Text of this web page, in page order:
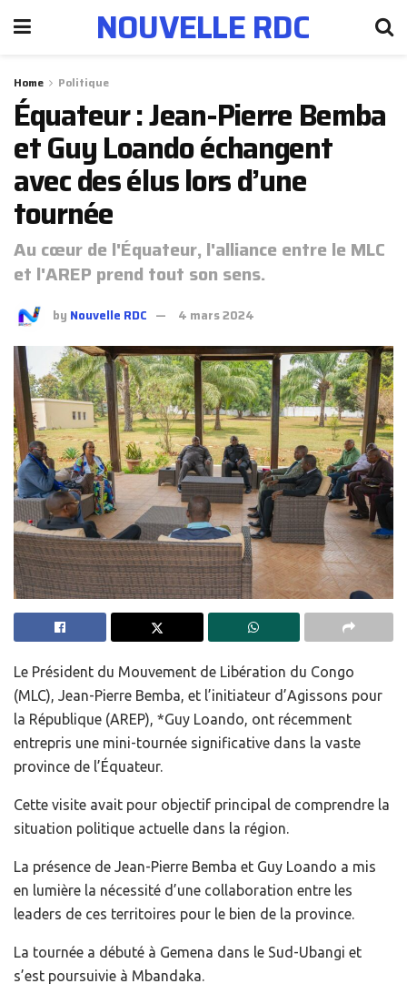
NOUVELLE RDC
Home Politique
Équateur : Jean-Pierre Bemba
et Guy Loando échangent
avec des élus lors d’une
tournée
Au cœur de l'Équateur, l'alliance entre le MLC
et l'AREP prend tout son sens.
by Nouvelle RDC 4 mars 2024
Le Président du Mouvement de Libération du Congo
(MLC), Jean-Pierre Bemba, et l’initiateur d’Agissons pour
la République (AREP), *Guy Loando, ont récemment
entrepris une mini-tournée significative dans la vaste
province de l’Équateur.
Cette visite avait pour objectif principal de comprendre la
situation politique actuelle dans la région.
La présence de Jean-Pierre Bemba et Guy Loando a mis
en lumière la nécessité d’une collaboration entre les
leaders de ces territoires pour le bien de la province.
La tournée a débuté à Gemena dans le Sud-Ubangi et
s’est poursuivie à Mbandaka.